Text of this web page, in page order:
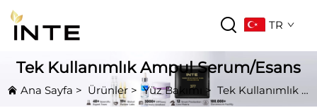
TR
Tek Kullanımlık Ampul Serum/Esans
Ana Sayfa > Ürünler >Yüz Bakımı > Tek Kullanımlık Ampul Serum/Esans